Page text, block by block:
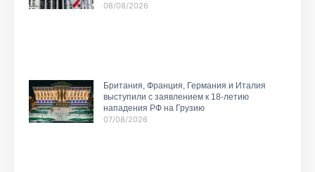
08/08/2026
Британия, Франция, Германия и Италия
выступили с заявлением к 18-летию
нападения РФ на Грузию
07/08/2026